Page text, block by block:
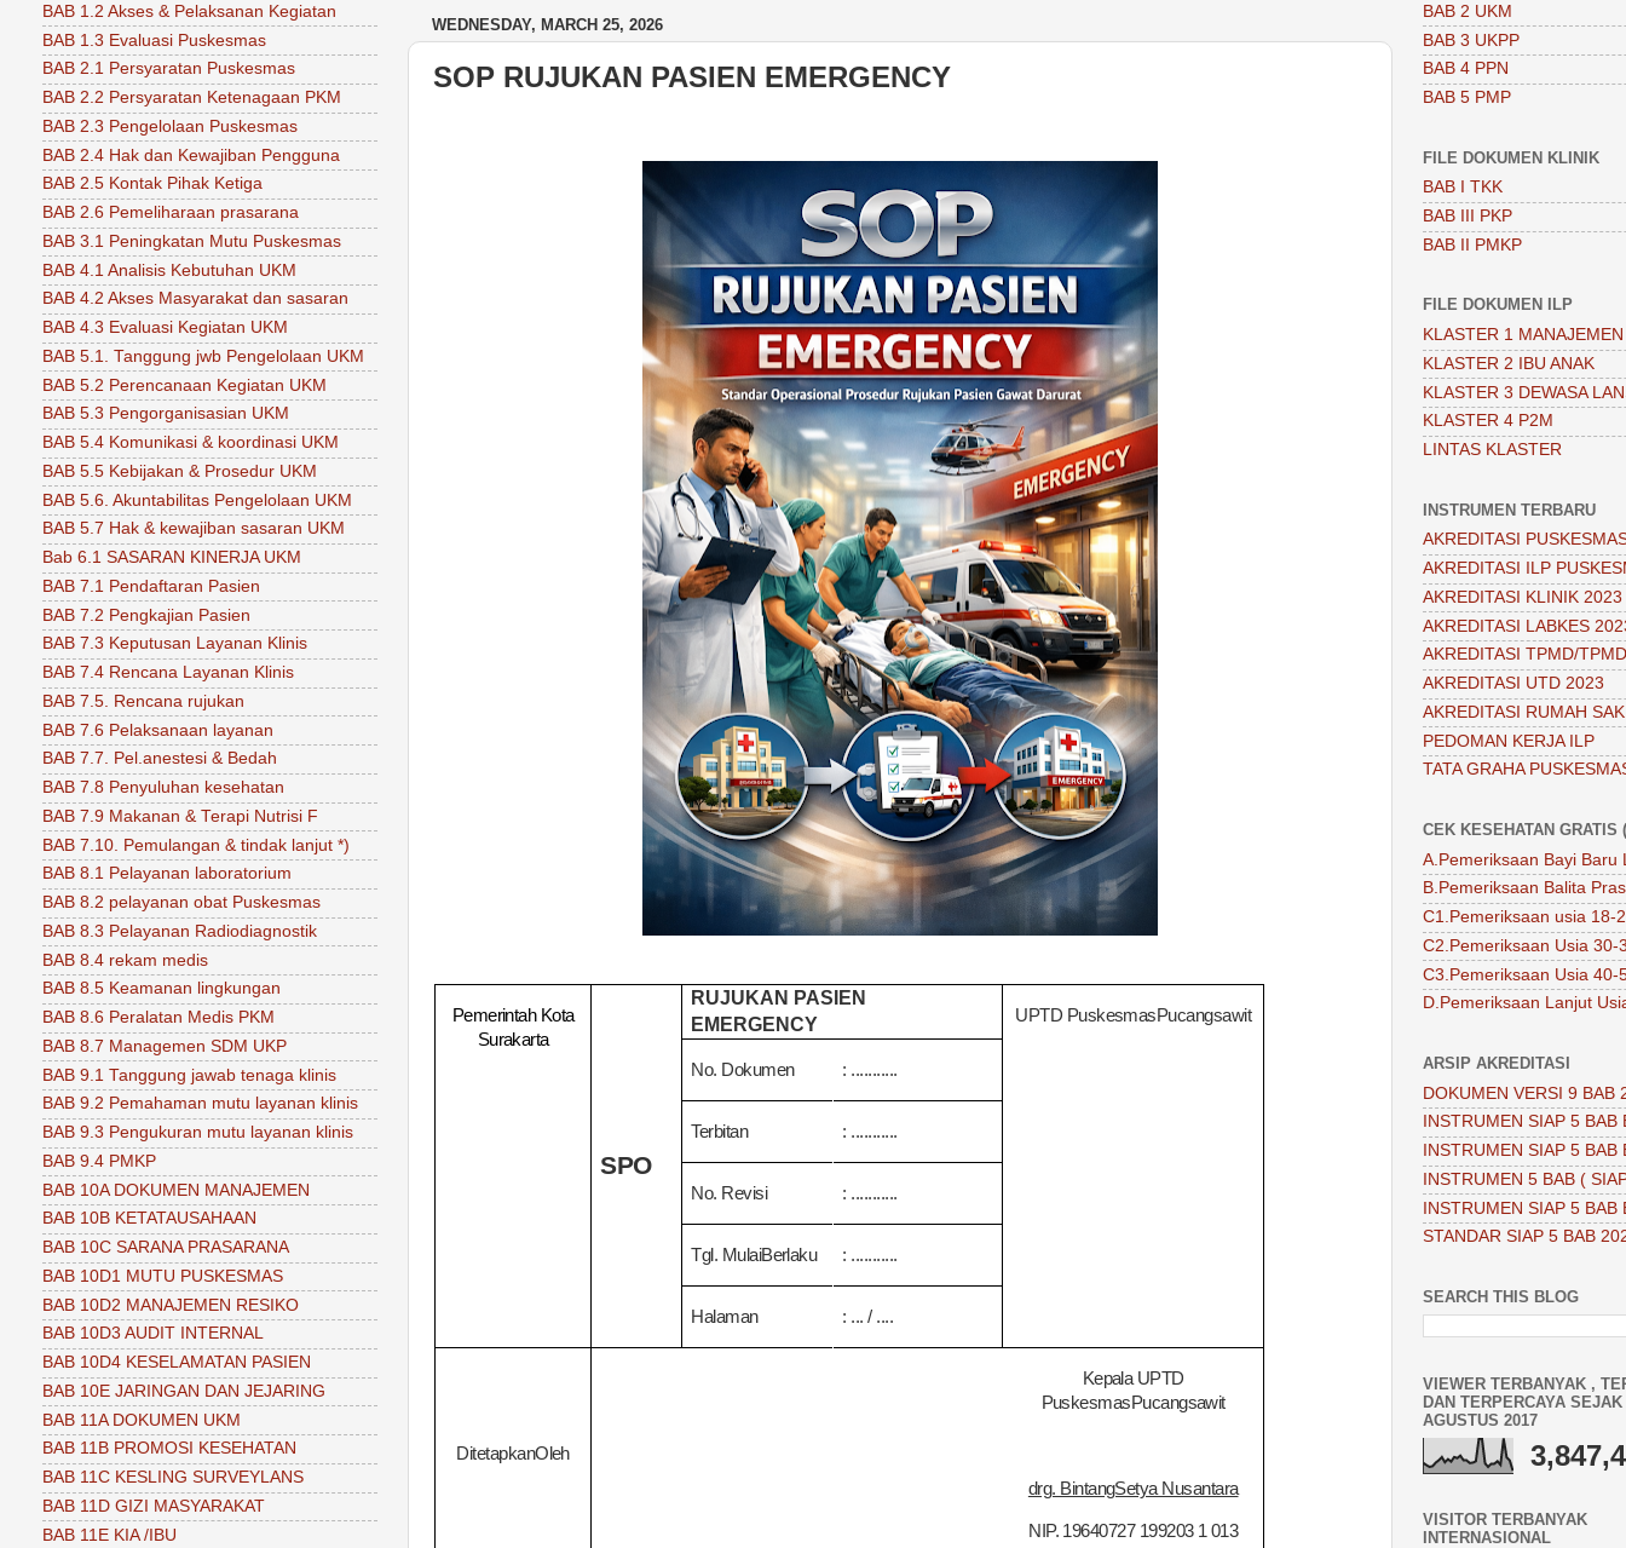
WEDNESDAY, MARCH 25, 2026
SOP RUJUKAN PASIEN EMERGENCY
Pemerintah Kota
Surakarta
SPO
RUJUKAN PASIEN
EMERGENCY
UPTD PuskesmasPucangsawit
No. Dokumen : ...........
Terbitan : ...........
No. Revisi : ...........
Tgl. MulaiBerlaku : ...........
Halaman : ... / ....
DitetapkanOleh
Kepala UPTD
PuskesmasPucangsawit
drg. BintangSetya Nusantara
NIP. 19640727 199203 1 013
BAB 1.2 Akses & Pelaksanan Kegiatan
BAB 1.3 Evaluasi Puskesmas
BAB 2.1 Persyaratan Puskesmas
BAB 2.2 Persyaratan Ketenagaan PKM
BAB 2.3 Pengelolaan Puskesmas
BAB 2.4 Hak dan Kewajiban Pengguna
BAB 2.5 Kontak Pihak Ketiga
BAB 2.6 Pemeliharaan prasarana
BAB 3.1 Peningkatan Mutu Puskesmas
BAB 4.1 Analisis Kebutuhan UKM
BAB 4.2 Akses Masyarakat dan sasaran
BAB 4.3 Evaluasi Kegiatan UKM
BAB 5.1. Tanggung jwb Pengelolaan UKM
BAB 5.2 Perencanaan Kegiatan UKM
BAB 5.3 Pengorganisasian UKM
BAB 5.4 Komunikasi & koordinasi UKM
BAB 5.5 Kebijakan & Prosedur UKM
BAB 5.6. Akuntabilitas Pengelolaan UKM
BAB 5.7 Hak & kewajiban sasaran UKM
Bab 6.1 SASARAN KINERJA UKM
BAB 7.1 Pendaftaran Pasien
BAB 7.2 Pengkajian Pasien
BAB 7.3 Keputusan Layanan Klinis
BAB 7.4 Rencana Layanan Klinis
BAB 7.5. Rencana rujukan
BAB 7.6 Pelaksanaan layanan
BAB 7.7. Pel.anestesi & Bedah
BAB 7.8 Penyuluhan kesehatan
BAB 7.9 Makanan & Terapi Nutrisi F
BAB 7.10. Pemulangan & tindak lanjut *)
BAB 8.1 Pelayanan laboratorium
BAB 8.2 pelayanan obat Puskesmas
BAB 8.3 Pelayanan Radiodiagnostik
BAB 8.4 rekam medis
BAB 8.5 Keamanan lingkungan
BAB 8.6 Peralatan Medis PKM
BAB 8.7 Managemen SDM UKP
BAB 9.1 Tanggung jawab tenaga klinis
BAB 9.2 Pemahaman mutu layanan klinis
BAB 9.3 Pengukuran mutu layanan klinis
BAB 9.4 PMKP
BAB 10A DOKUMEN MANAJEMEN
BAB 10B KETATAUSAHAAN
BAB 10C SARANA PRASARANA
BAB 10D1 MUTU PUSKESMAS
BAB 10D2 MANAJEMEN RESIKO
BAB 10D3 AUDIT INTERNAL
BAB 10D4 KESELAMATAN PASIEN
BAB 10E JARINGAN DAN JEJARING
BAB 11A DOKUMEN UKM
BAB 11B PROMOSI KESEHATAN
BAB 11C KESLING SURVEYLANS
BAB 11D GIZI MASYARAKAT
BAB 11E KIA /IBU
BAB 2 UKM
BAB 3 UKPP
BAB 4 PPN
BAB 5 PMP
FILE DOKUMEN KLINIK
BAB I TKK
BAB III PKP
BAB II PMKP
FILE DOKUMEN ILP
KLASTER 1 MANAJEMEN
KLASTER 2 IBU ANAK
KLASTER 3 DEWASA
KLASTER 4 P2M
LINTAS KLASTER
INSTRUMEN TERBARU
AKREDITASI
AKREDITASI ILP
AKREDITASI KLINIK 2023
AKREDITASI LABKES
AKREDITASI TPMD/
AKREDITASI UTD 2023
AKREDITASI RUMAH
PEDOMAN KERJA ILP
TATA GRAHA
CEK KESEHATAN GRATIS
A.Pemeriksaan Bayi Baru
B.Pemeriksaan Balita
C1.Pemeriksaan usia 18-
C2.Pemeriksaan Usia 30-
C3.Pemeriksaan Usia 40-
D.Pemeriksaan Lanjut
ARSIP AKREDITASI
DOKUMEN VERSI 9 BAB
INSTRUMEN SIAP 5 BAB
INSTRUMEN SIAP 5 BAB
INSTRUMEN 5 BAB (
INSTRUMEN SIAP 5 BAB
STANDAR SIAP 5 BAB
SEARCH THIS BLOG
VIEWER TERBANYAK ,
DAN TERPERCAYA SEJAK
AGUSTUS 2017
VISITOR TERBANYAK
INTERNASIONAL